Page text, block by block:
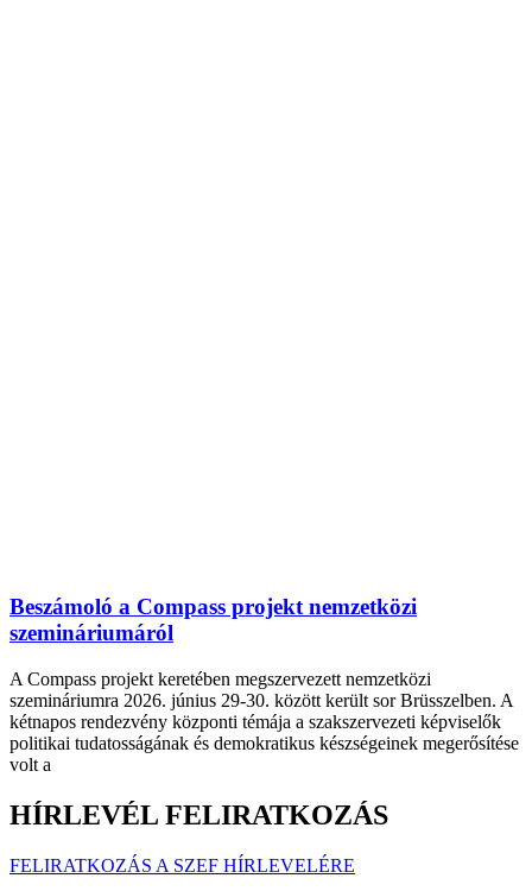
Beszámoló a Compass projekt nemzetközi
szemináriumáról
A Compass projekt keretében megszervezett nemzetközi
szemináriumra 2026. június 29-30. között került sor Brüsszelben. A
kétnapos rendezvény központi témája a szakszervezeti képviselők
politikai tudatosságának és demokratikus készségeinek megerősítése
volt a
HÍRLEVÉL FELIRATKOZÁS
FELIRATKOZÁS A SZEF HÍRLEVELÉRE